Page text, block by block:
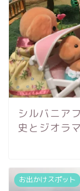
シルバニア
史とジオラ
お出かけスポット